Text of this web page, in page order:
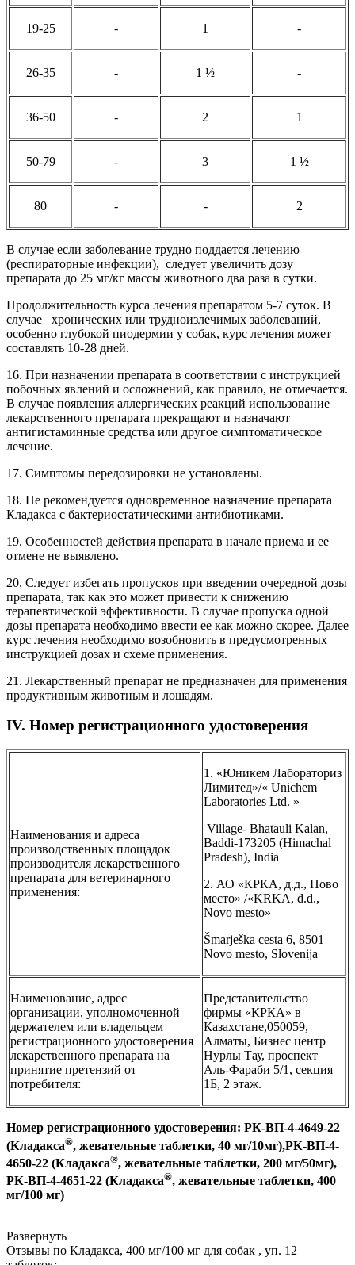
19-25 - 1 -
26-35 - 1 ½ -
36-50 - 2 1
50-79 - 3 1 ½
80 - - 2
В случае если заболевание трудно поддается лечению
(респираторные инфекции), следует увеличить дозу
препарата до 25 мг/кг массы животного два раза в сутки.
Продолжительность курса лечения препаратом 5-7 суток. В
случае хронических или трудноизлечимых заболеваний,
особенно глубокой пиодермии у собак, курс лечения может
составлять 10-28 дней.
16. При назначении препарата в соответствии с инструкцией
побочных явлений и осложнений, как правило, не отмечается.
В случае появления аллергических реакций использование
лекарственного препарата прекращают и назначают
антигистаминные средства или другое симптоматическое
лечение.
17. Симптомы передозировки не установлены.
18. Не рекомендуется одновременное назначение препарата
Кладакса с бактериостатическими антибиотиками.
19. Особенностей действия препарата в начале приема и ее
отмене не выявлено.
20. Следует избегать пропусков при введении очередной дозы
препарата, так как это может привести к снижению
терапевтической эффективности. В случае пропуска одной
дозы препарата необходимо ввести ее как можно скорее. Далее
курс лечения необходимо возобновить в предусмотренных
инструкцией дозах и схеме применения.
21. Лекарственный препарат не предназначен для применения
продуктивным животным и лошадям.
IV. Номер регистрационного удостоверения
Наименования и адреса
производственных площадок
производителя лекарственного
препарата для ветеринарного
применения:
1. «Юникем Лабораториз
Лимитед»/« Unichem
Laboratories Ltd. »
Village- Bhatauli Kalan,
Baddi-173205 (Himachal
Pradesh), India
2. АО «КРКА, д.д., Ново
место» /«KRKA, d.d.,
Novo mesto»
Šmarješka cesta 6, 8501
Novo mesto, Slovenija
Наименование, адрес
организации, уполномоченной
держателем или владельцем
регистрационного удостоверения
лекарственного препарата на
принятие претензий от
потребителя:
Представительство
фирмы «КРКА» в
Казахстане,050059,
Алматы, Бизнес центр
Нурлы Тау, проспект
Аль-Фараби 5/1, секция
1Б, 2 этаж.
Номер регистрационного удостоверения: РК-ВП-4-4649-22
(Кладакса®, жевательные таблетки, 40 мг/10мг),РК-ВП-4-
4650-22 (Кладакса®, жевательные таблетки, 200 мг/50мг),
РК-ВП-4-4651-22 (Кладакса®, жевательные таблетки, 400
мг/100 мг)
Развернуть
Отзывы по Кладакса, 400 мг/100 мг для собак , уп. 12